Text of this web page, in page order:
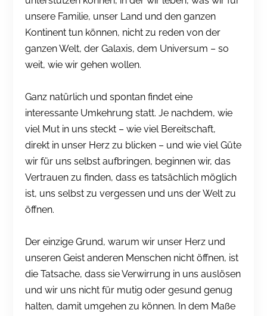
unsere Familie, unser Land und den ganzen
Kontinent tun können, nicht zu reden von der
ganzen Welt, der Galaxis, dem Universum – so
weit, wie wir gehen wollen.
Ganz natürlich und spontan findet eine
interessante Umkehrung statt. Je nachdem, wie
viel Mut in uns steckt – wie viel Bereitschaft,
direkt in unser Herz zu blicken – und wie viel Güte
wir für uns selbst aufbringen, beginnen wir, das
Vertrauen zu finden, dass es tatsächlich möglich
ist, uns selbst zu vergessen und uns der Welt zu
öffnen.
Der einzige Grund, warum wir unser Herz und
unseren Geist anderen Menschen nicht öffnen, ist
die Tatsache, dass sie Verwirrung in uns auslösen
und wir uns nicht für mutig oder gesund genug
halten, damit umgehen zu können. In dem Maße